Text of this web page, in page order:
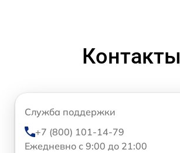
Контакты
Служба поддержки
+7 (800) 101-14-79
Ежедневно с 9:00 до 21:00